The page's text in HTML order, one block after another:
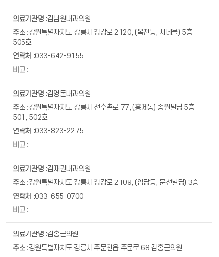
김남원내과의원
강원특별자치도 강릉시 경강로 2120, (옥천동, 시네몰) 5층
505호
033-642-9155
김영돈내과의원
강원특별자치도 강릉시 선수촌로 77, (홍제동) 송원빌딩 5층
501, 502호
033-823-2275
김재권내과의원
강원특별자치도 강릉시 경강로 2109, (임당동, 문선빌딩) 3층
033-655-0700
김홍근의원
강원특별자치도 강릉시 주문진읍 주문로 68 김홍근의원